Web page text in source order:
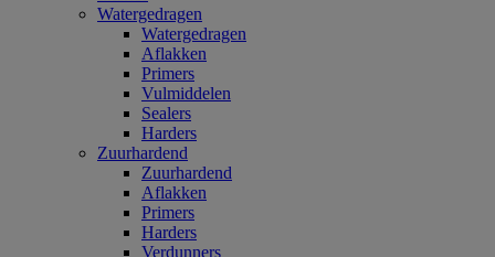
Watergedragen
Watergedragen
Aflakken
Primers
Vulmiddelen
Sealers
Harders
Zuurhardend
Zuurhardend
Aflakken
Primers
Harders
Verdunners